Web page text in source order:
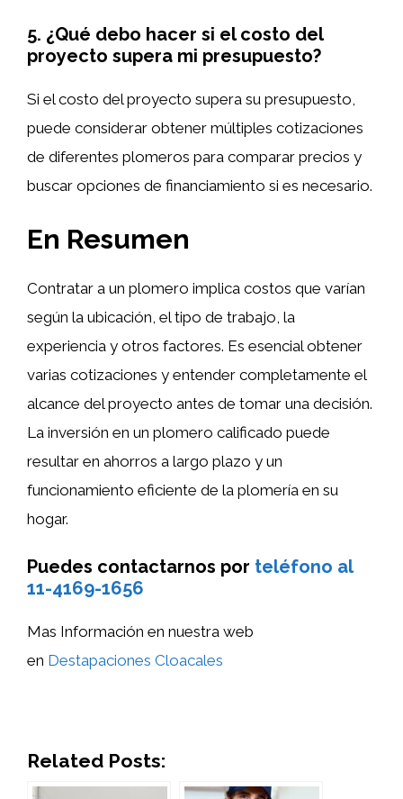
5. ¿Qué debo hacer si el costo del
proyecto supera mi presupuesto?
Si el costo del proyecto supera su presupuesto,
puede considerar obtener múltiples cotizaciones
de diferentes plomeros para comparar precios y
buscar opciones de financiamiento si es necesario.
En Resumen
Contratar a un plomero implica costos que varían
según la ubicación, el tipo de trabajo, la
experiencia y otros factores. Es esencial obtener
varias cotizaciones y entender completamente el
alcance del proyecto antes de tomar una decisión.
La inversión en un plomero calificado puede
resultar en ahorros a largo plazo y un
funcionamiento eficiente de la plomería en su
hogar.
Puedes contactarnos por teléfono al
11-4169-1656
Mas Información en nuestra web
en Destapaciones Cloacales
Related Posts: